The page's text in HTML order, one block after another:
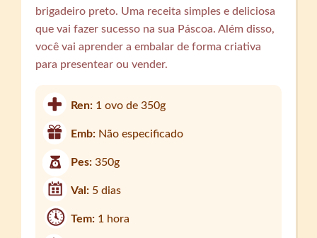
brigadeiro preto. Uma receita simples e deliciosa
que vai fazer sucesso na sua Páscoa. Além disso,
você vai aprender a embalar de forma criativa
para presentear ou vender.
Ren: 1 ovo de 350g
Emb: Não especificado
Pes:350g
Val: 5 dias
Tem: 1 hora